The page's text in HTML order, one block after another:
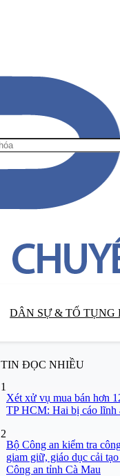
DÂN SỰ & TỐ TỤNG
TIN ĐỌC NHIỀU
1
Xét xử vụ mua bán hơn
TP HCM: Hai bị cáo lĩnh
2
Bộ Công an kiểm tra
giam giữ, giáo dục cải
Công an tỉnh Cà Mau